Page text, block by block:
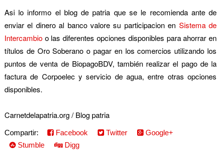
Asi lo informo el blog de patria que se le recomienda ante de
enviar el dinero al banco valore su participacion en Sistema de
Intercambioo las diferentes opciones disponibles para ahorrar en
títulos de Oro Soberano o pagar en los comercios utilizando los
puntos de venta de BiopagoBDV, también realizar el pago de la
factura de Corpoelec y servicio de agua, entre otras opciones
disponibles.
Carnetdelapatria.org / Blog patria
Compartir: Facebook Twitter
Google+
Stumble
Digg